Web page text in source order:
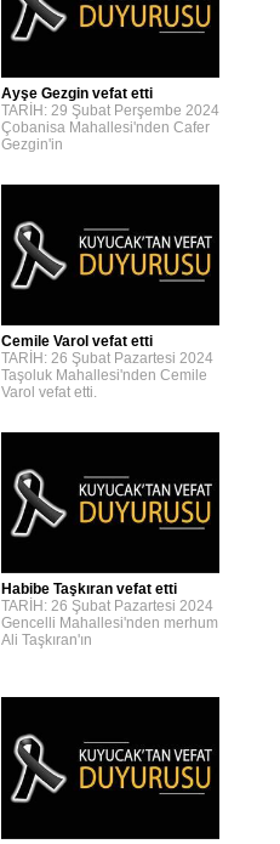
Ayşe Gezgin vefat etti
TARİH: 29 Şubat Perşembe 2024
Çobanisa Mahallesi'nden Cafer
Gezgin'in
Cemile Varol vefat etti
TARİH: 26 Şubat Pazartesi 2024
Taşoluk Mahallesi'nden Cemile
Varol vefat etti.
Habibe Taşkıran vefat etti
TARİH: 26 Şubat Pazartesi 2024
Gencelli Mahallesi'nden merhum
Ali Taşkıran'ın